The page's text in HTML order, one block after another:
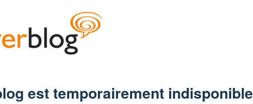
est temporairement indisponible